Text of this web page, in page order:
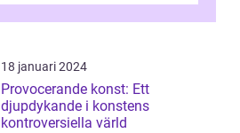
18 januari 2024
Provocerande konst: Ett
djupdykande i konstens
kontroversiella värld